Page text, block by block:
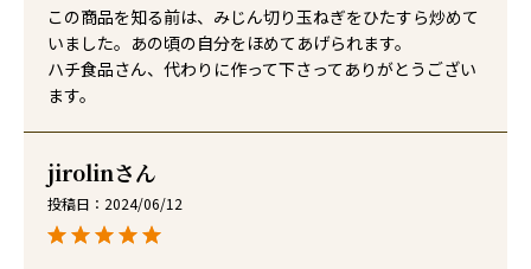
この商品を知る前は、みじん切り玉ねぎをひたすら炒めて
いました。あの頃の自分をほめてあげられます。
ハチ食品さん、代わりに作って下さってありがとうござい
ます。
jirolin
投稿日 2024/06/12